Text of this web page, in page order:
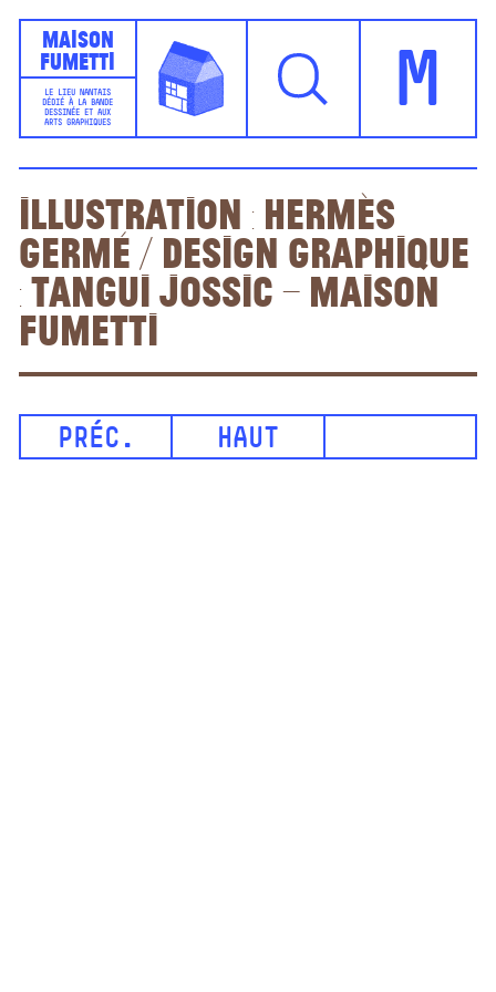
Maison
Fumetti
LE LIEU NANTAIS
DÉDIÉ À LA BANDE
DESSINÉE ET AUX
ARTS GRAPHIQUES
M
Illustration : Hermès
Germé / Design graphique
: Tangui Jossic – Maison
Fumetti
PRÉC. HAUT